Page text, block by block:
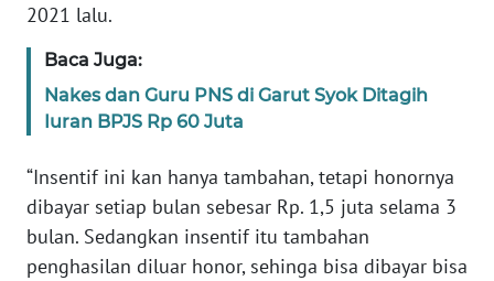
2021 lalu.
Baca Juga:
Nakes dan Guru PNS di Garut Syok Ditagih
Iuran BPJS Rp 60 Juta
“Insentif ini kan hanya tambahan, tetapi honornya
dibayar setiap bulan sebesar Rp. 1,5 juta selama 3
bulan. Sedangkan insentif itu tambahan
penghasilan diluar honor, sehinga bisa dibayar bisa
Wahana
Regional
SUMUT
JAKARTA